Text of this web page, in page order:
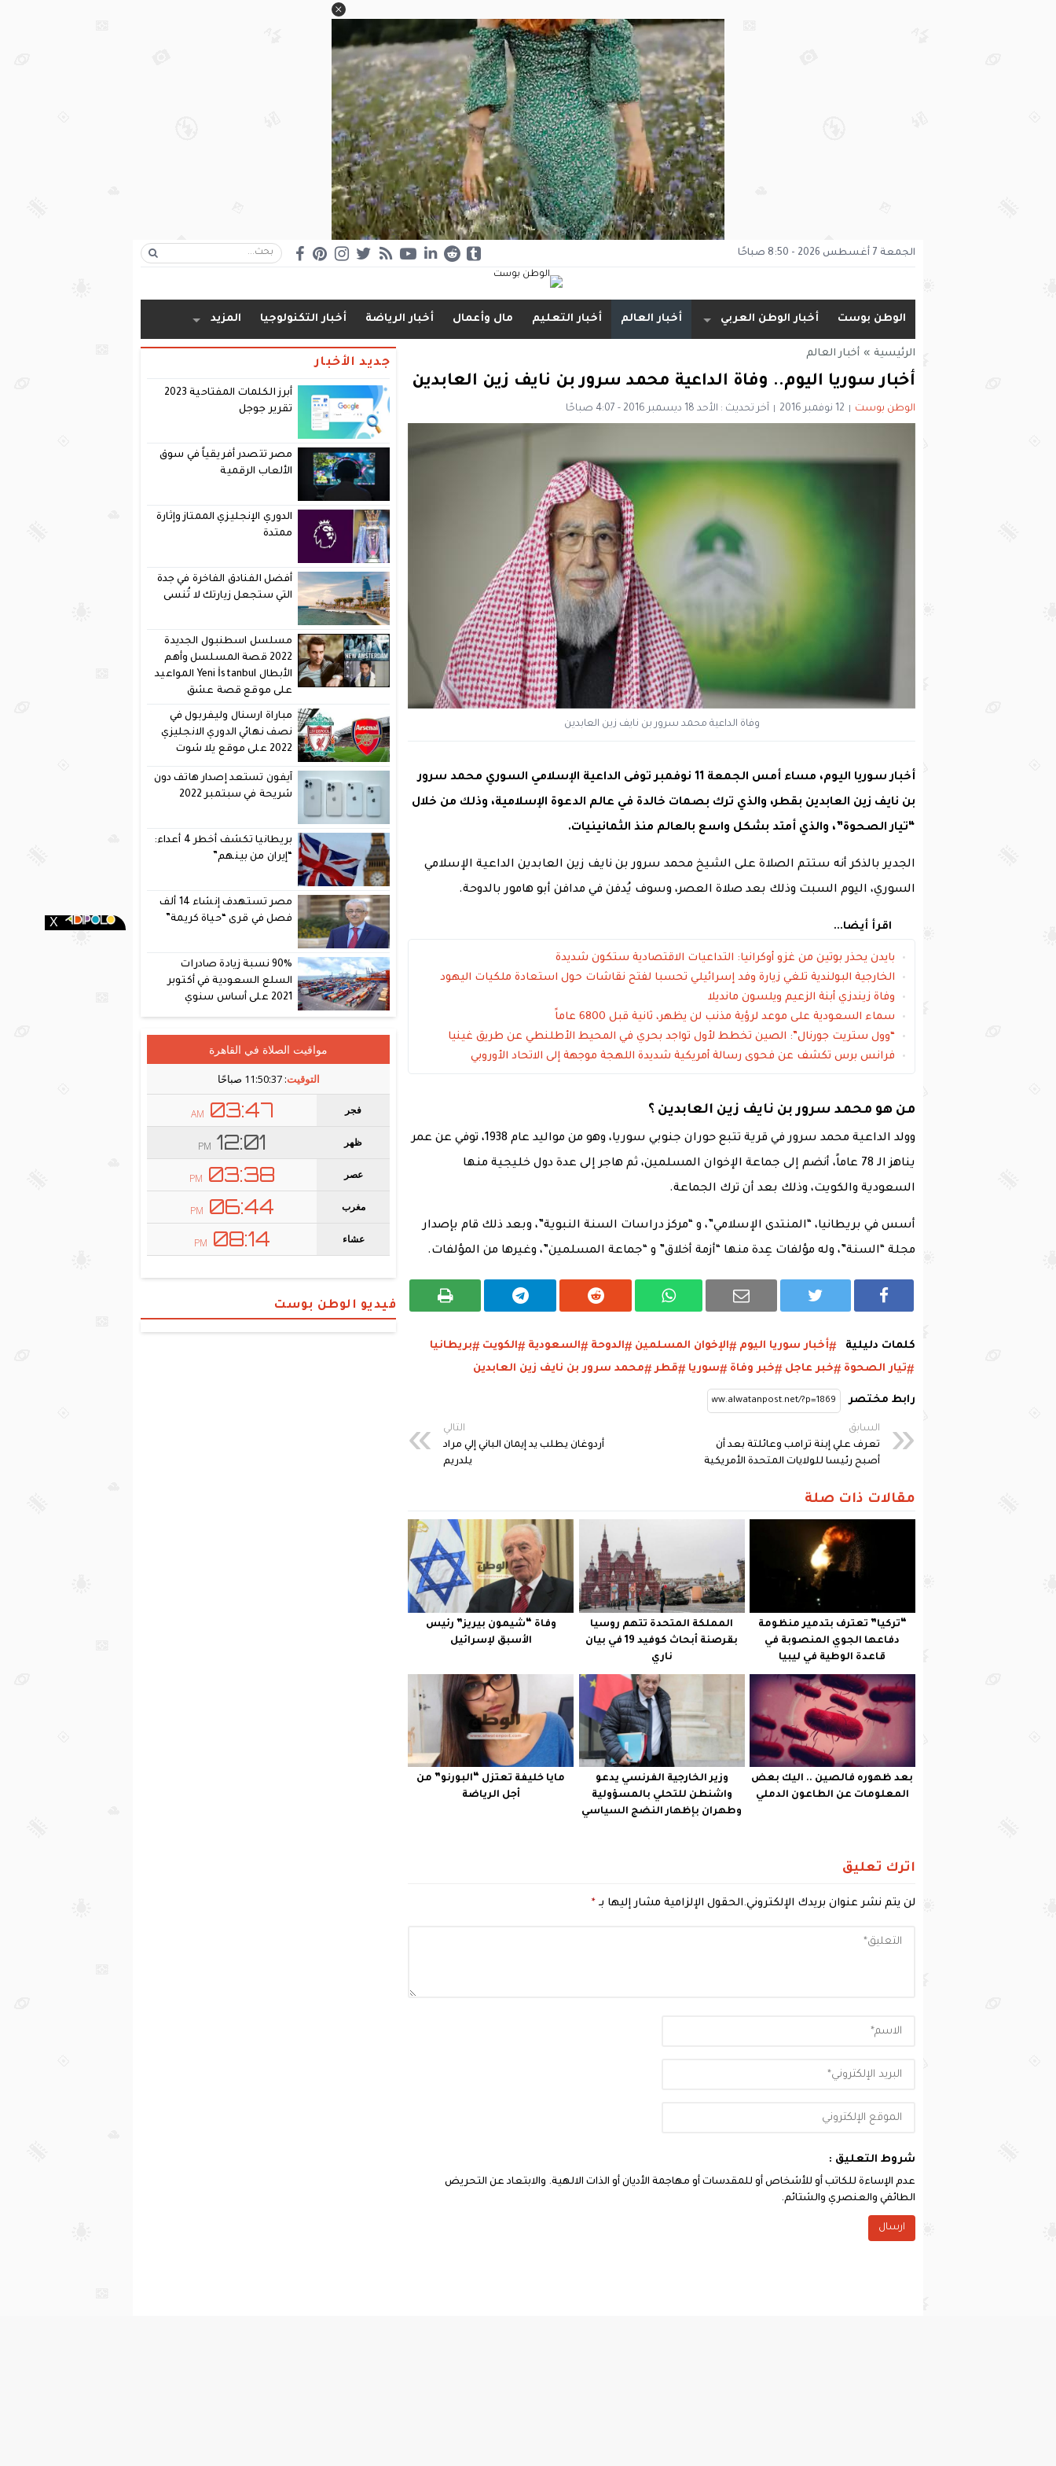
الجمعة 7 أغسطس 2026 - 8:50 صباحًا
الوطن بوست أخبار الوطن العربي أخبار العالم أخبار التعليم مال وأعمال أخبار الرياضة أخبار التكنولوجيا المزيد
الرئيسية » أخبار العالم
أخبار سوريا اليوم.. وفاة الداعية محمد سرور بن نايف زين العابدين
الوطن بوست 12 نوفمبر 2016 آخر تحديث : الأحد 18 ديسمبر 2016 - 4:07 صباحًا
وفاة الداعية محمد سرور بن نايف زين العابدين
أخبار سوريا اليوم، مساء أمس الجمعة 11 نوفمبر توفى الداعية الإسلامي السوري محمد سرور
بن نايف زين العابدين بقطر، والذي ترك بصمات خالدة في عالم الدعوة الإسلامية، وذلك من خلال
“تيار الصحوة”، والذي أمتد بشكل واسع بالعالم منذ الثمانينيات.
الجدير بالذكر أنه ستتم الصلاة على الشيخ محمد سرور بن نايف زين العابدين الداعية الإسلامي
السوري، اليوم السبت وذلك بعد صلاة العصر، وسوف يُدفن في مدافن أبو هامور بالدوحة.
اقرأ أيضا...
بايدن يحذر بوتين من غزو أوكرانيا: التداعيات الاقتصادية ستكون شديدة
الخارجية البولندية تلغي زيارة وفد إسرائيلي تحسبا لفتح نقاشات حول استعادة ملكيات اليهود
وفاة زيندزي أبنة الزعيم ويلسون مانديلا
سماء السعودية على موعد لرؤية مذنب لن يظهر، ثانية قبل 6800 عاماً
“وول ستريت جورنال”: الصين تخطط لأول تواجد بحري في المحيط الأطلنطي عن طريق غينيا
فرانس برس تكشف عن فحوى رسالة أمريكية شديدة اللهجة موجهة إلى الاتحاد الأوروبي
من هو محمد سرور بن نايف زين العابدين ؟
وولد الداعية محمد سرور في قرية تتبع حوران جنوبي سوريا، وهو من مواليد عام 1938، توفي عن عمر
يناهز الـ 78 عاماً، أنضم إلى جماعة الإخوان المسلمين، ثم هاجر إلى عدة دول خليجية منها
السعودية والكويت، وذلك بعد أن ترك الجماعة.
أسس في بريطانيا، “المنتدى الإسلامي”، و “مركز دراسات السنة النبوية”، وبعد ذلك قام بإصدار
مجلة “السنة”، وله مؤلفات عِدة منها “أزمة أخلاق” و “جماعة المسلمين”، وغيرها من المؤلفات.
كلمات دليلية أخبار سوريا اليوم الإخوان المسلمين الدوحة السعودية الكويت
بريطانيا
تيار الصحوة
خبر عاجل خبر وفاة سوريا قطر محمد سرور بن نايف زين العابدين
رابط مختصر
السابق
تعرف علي إبنة ترامب وعائلتة بعد أن
أصبح رئيسا للولايات المتحدة الأمريكية
التالي
أردوغان يطلب يد إيمان الباني إلي مراد
يلدريم
مقالات ذات صلة
“تركيا” تعترف بتدمير منظومة
دفاعها الجوي المنصوبة في
قاعدة الوطية في ليبيا
المملكة المتحدة تتهم روسيا
بقرصنة أبحاث كوفيد 19 في بيان
ناري
وفاة “شيمون بيريز‎” رئيس
الأسبق لإسرائيل
بعد ظهوره فالصين .. اليك بعض
المعلومات عن الطاعون الدملي
وزير الخارجية الفرنسي يدعو
واشنطن للتحلي بالمسؤولية
وطهران بإظهار النضج السياسي
مايا خليفة تعتزل “البورنو” من
أجل الرياضة
اترك تعليق
لن يتم نشر عنوان بريدك الإلكتروني.الحقول الإلزامية مشار إليها بـ *
شروط التعليق :
عدم الإساءة للكاتب أو للأشخاص أو للمقدسات أو مهاجمة الأديان أو الذات الالهية. والابتعاد عن التحريض
الطائفي والعنصري والشتائم.
جديد الأخبار
أبرز الكلمات المفتاحية 2023
تقرير جوجل
مصر تتصدر أفريقياً في سوق
الألعاب الرقمية
الدوري الإنجليزي الممتاز وإثارة
ممتدة
أفضل الفنادق الفاخرة في جدة
التي ستجعل زيارتك لا تُنسى
مسلسل اسطنبول الجديدة
2022 قصة المسلسل وأهم
الأبطال Yeni İstanbul المواعيد
على موقع قصة عشق
مباراة ارسنال وليفربول في
نصف نهائي الدوري الانجليزي
2022 على موقع يلا شوت
آيفون تستعد إصدار هاتف دون
شريحة في سبتمبر 2022
بريطانيا تكشف أخطر 4 أعداء:
“إيران من بينهم”
مصر تستهدف إنشاء 14 ألف
فصل في قرى “حياة كريمة”
90% نسبة زيادة صادرات
السلع السعودية في أكتوبر
2021 على أساس سنوي
فيديو الوطن بوست